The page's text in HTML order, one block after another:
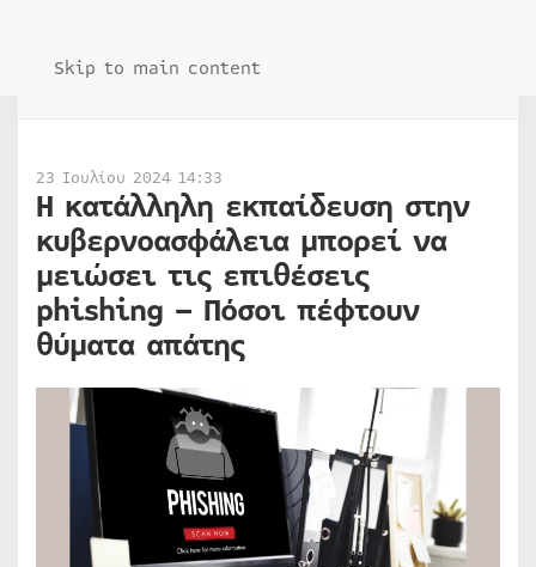
Skip to main content
23 Ιουλίου 2024 14:33
Η κατάλληλη εκπαίδευση στην
κυβερνοασφάλεια μπορεί να
μειώσει τις επιθέσεις
phishing – Πόσοι πέφτουν
θύματα απάτης